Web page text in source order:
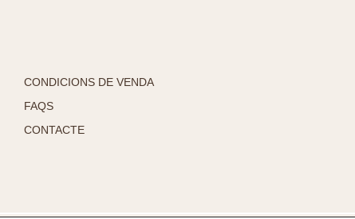
CONDICIONS DE VENDA
FAQS
CONTACTE